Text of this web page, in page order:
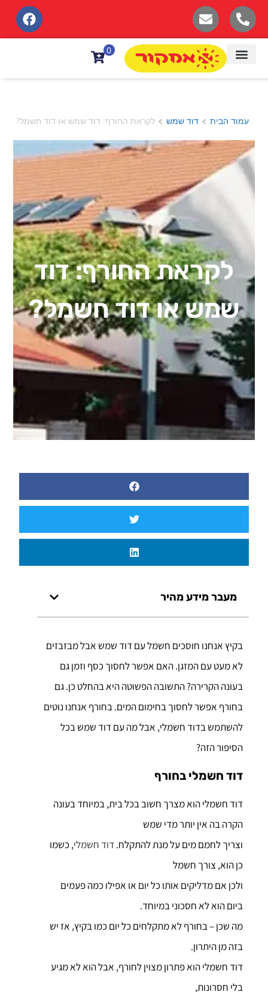
לתוכן
0
עמוד הבית > דוד שמש > לקראת החורף: דוד שמש או דוד חשמל?
לקראת החורף: דוד
שמש או דוד חשמל?
מעבר מידע מהיר
בקיץ אנחנו חוסכים חשמל עם דוד שמש אבל מבזבזים
לא מעט עם המזגן. האם אפשר לחסוך כסף וזמן גם
בעונה הקרירה? התשובה הפשוטה היא בהחלט כן. גם
בחורף אפשר לחסוך בחימום המים. בחורף אנחנו נוטים
להשתמש בדוד חשמלי, אבל מה עם דוד שמש בכל
הסיפור הזה?
דוד חשמלי בחורף
דוד חשמלי הוא מצרך חשוב בכל בית, במיוחד בעונה
הקרה בה אין יותר מדי שמש
וצריך לחמם מים על מנת להתקלח. דוד חשמלי, כשמו
כן הוא, צורך חשמל
ולכן אם מדליקים אותו כל יום או אפילו כמה פעמים
ביום הוא לא חסכוני במיוחד.
מה שכן – בחורף לא מתקלחים כל יום כמו בקיץ, אז יש
בזה מן היתרון.
דוד חשמלי הוא פתרון מצוין לחורף, אבל הוא לא מגיע
בלי חסרונות,